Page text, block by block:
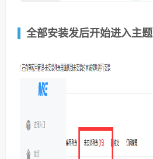
全部安装发后开始进入主题